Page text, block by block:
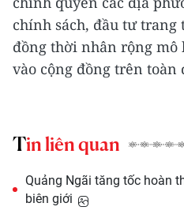
chính sách, đầu tư trang
đồng thời nhân rộng
vào cộng đồng trên toàn
Tin liên quan
Quảng Ngãi tăng tốc hoàn
biên giới